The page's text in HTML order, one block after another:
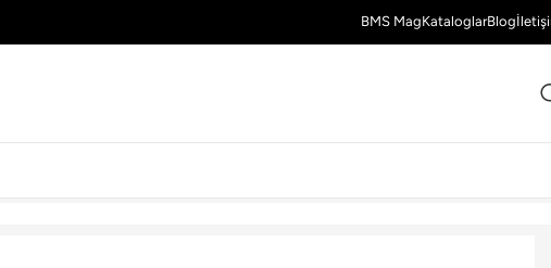
BMS MagKataloglarBlog